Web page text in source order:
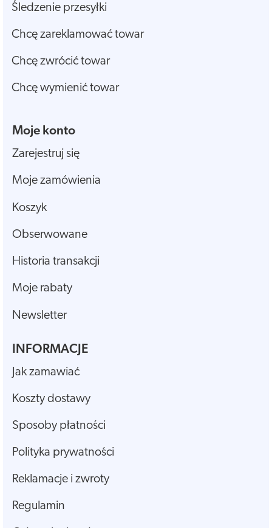
Śledzenie przesyłki
Chcę zareklamować towar
Chcę zwrócić towar
Chcę wymienić towar
Moje konto
Zarejestruj się
Moje zamówienia
Koszyk
Obserwowane
Historia transakcji
Moje rabaty
Newsletter
INFORMACJE
Jak zamawiać
Koszty dostawy
Sposoby płatności
Polityka prywatności
Reklamacje i zwroty
Regulamin